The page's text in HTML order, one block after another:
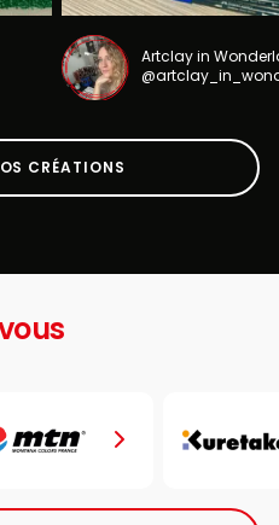
Artclay in
CRÉATIONS